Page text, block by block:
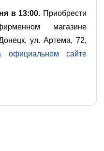
в 13:00. Приобрести
магазине
ул. Артема, 72,
официальном сайте